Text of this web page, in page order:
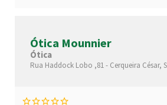
Ótica Mounnier
Ótica
Rua Haddock Lobo ,81 - Cerqueira César,